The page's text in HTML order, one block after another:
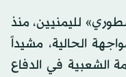
لليمنيين، منذ
الحالية، مشيداً
الشعبية في الدفاع